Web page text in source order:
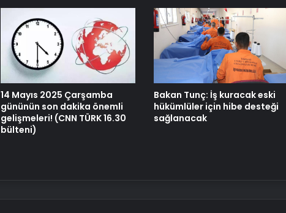
Datahost İle Güvenilir Sunucu
Hizmetleri
Yunanistan dergisi Fortune Greece:
Erdoğan barış masasını kurabilecek
nadir liderlerden
14 Mayıs 2025 Çarşamba
gününün son dakika önemli
gelişmeleri! (CNN TÜRK 16.30
bülteni)
Bakan Tunç: İş kuracak eski
hükümlüler için hibe desteği
sağlanacak